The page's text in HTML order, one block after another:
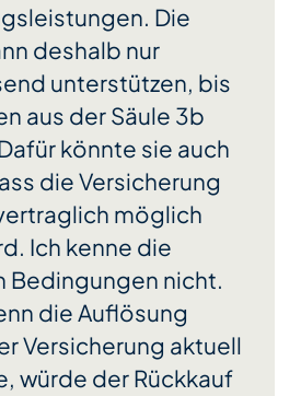
Die
deshalb nur
unterstützen, bis
aus der Säule 3b
könnte sie auch
die Versicherung
möglich
Ich kenne die
Bedingungen nicht.
die Auflösung
Versicherung aktuell
würde der Rückkauf